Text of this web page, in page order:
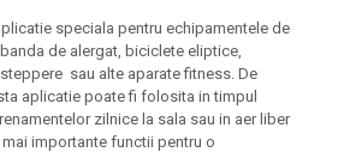
speciala pentru echipamentele de
de alergat, biciclete eliptice,
sau alte aparate fitness. De
aplicatie poate fi folosita in timpul
zilnice la sala sau in aer liber
importante functii pentru o